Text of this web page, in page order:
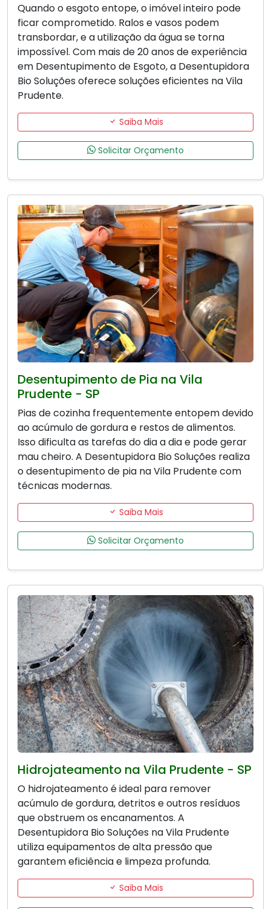
Quando o esgoto entope, o imóvel inteiro pode
ficar comprometido. Ralos e vasos podem
transbordar, e a utilização da água se torna
impossível. Com mais de 20 anos de experiência
em Desentupimento de Esgoto, a Desentupidora
Bio Soluções oferece soluções eficientes na Vila
Prudente.
Saiba Mais
Solicitar Orçamento
Desentupimento de Pia na Vila
Prudente - SP
Pias de cozinha frequentemente entopem devido
ao acúmulo de gordura e restos de alimentos.
Isso dificulta as tarefas do dia a dia e pode gerar
mau cheiro. A Desentupidora Bio Soluções realiza
o desentupimento de pia na Vila Prudente com
técnicas modernas.
Saiba Mais
Solicitar Orçamento
Hidrojateamento na Vila Prudente - SP
O hidrojateamento é ideal para remover
acúmulo de gordura, detritos e outros resíduos
que obstruem os encanamentos. A
Desentupidora Bio Soluções na Vila Prudente
utiliza equipamentos de alta pressão que
garantem eficiência e limpeza profunda.
Saiba Mais